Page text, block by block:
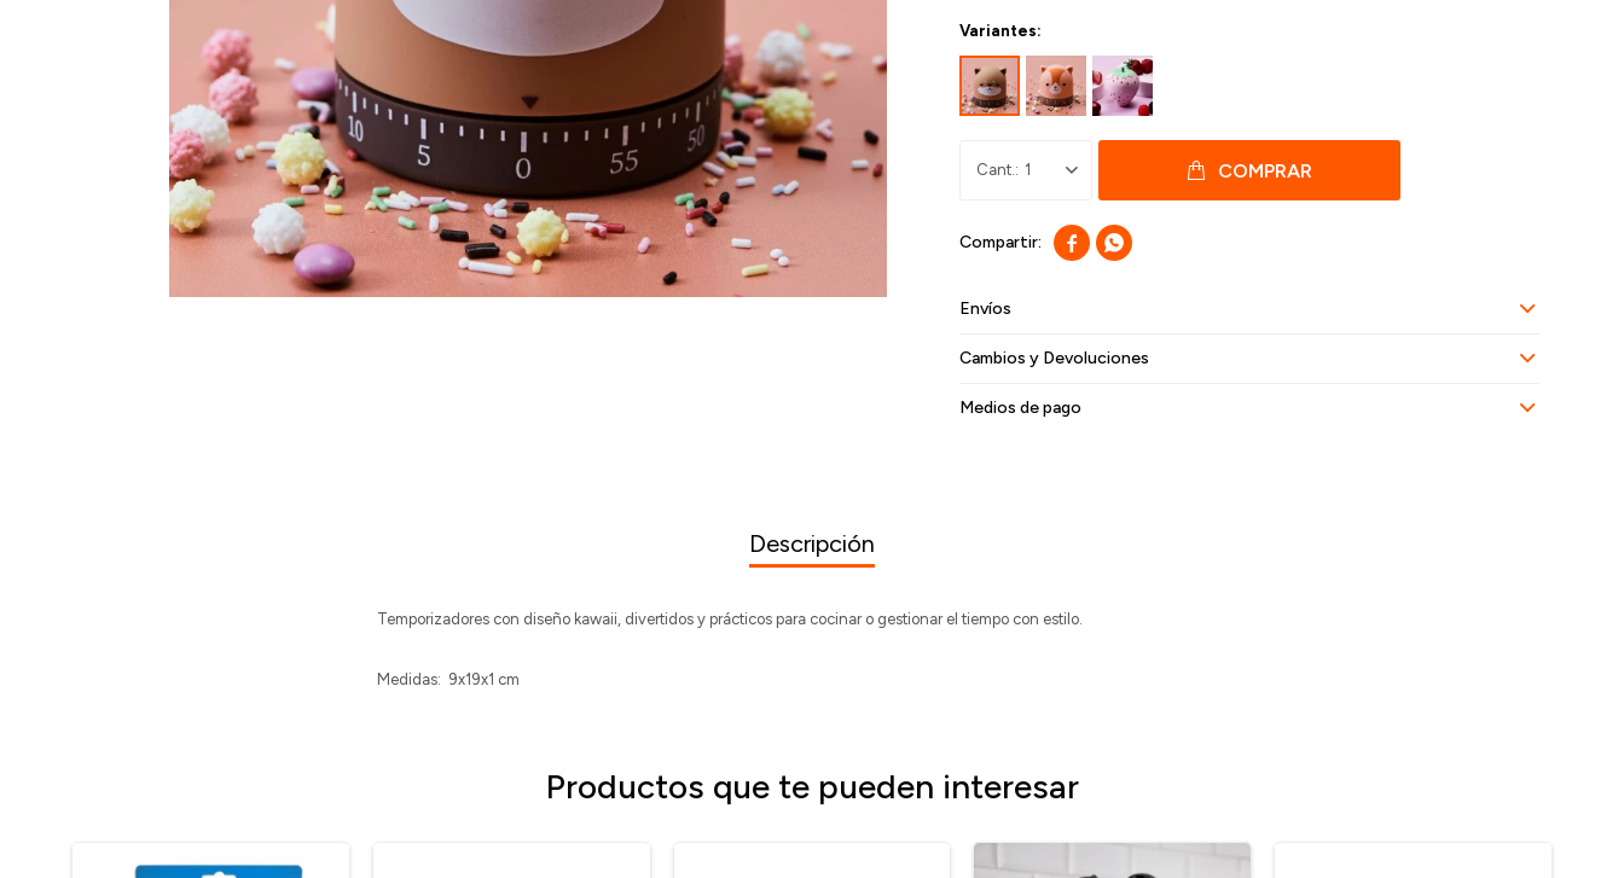
Variantes:
1 COMPRAR
 
Envíos
Cambios y Devoluciones
Medios de pago
Descripción
Temporizadores con diseño kawaii, divertidos y prácticos para cocinar o gestionar el tiempo con estilo.
Medidas: 9x19x1 cm
Productos que te pueden interesar